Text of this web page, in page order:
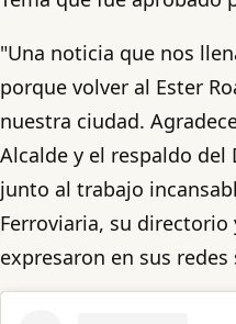
"Una noticia que nos
porque volver al Ester
nuestra ciudad.
Alcalde y el respaldo
junto al trabajo
Ferroviaria, su
expresaron en sus redes